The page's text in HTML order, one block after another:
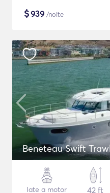
$939 /noite
Beneteau Swift
Iate a motor
42 ft